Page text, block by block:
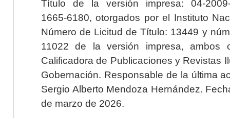
Título de la versión impresa: 04-2009-
1665-6180, otorgados por el Instituto
Número de Licitud de Título: 13449 y
11022 de la versión impresa, ambos
Calificadora de Publicaciones y Revistas
Gobernación. Responsable de la última
Sergio Alberto Mendoza Hernández.
de marzo de 2026.